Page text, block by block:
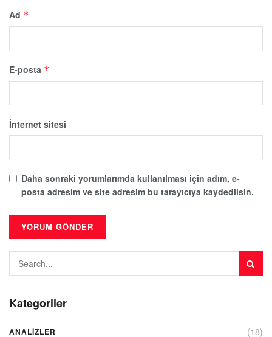
Ad *
E-posta *
İnternet sitesi
Daha sonraki yorumlarımda kullanılması için adım, e-
posta adresim ve site adresim bu tarayıcıya kaydedilsin.
Kategoriler
ANALIZLER (18)